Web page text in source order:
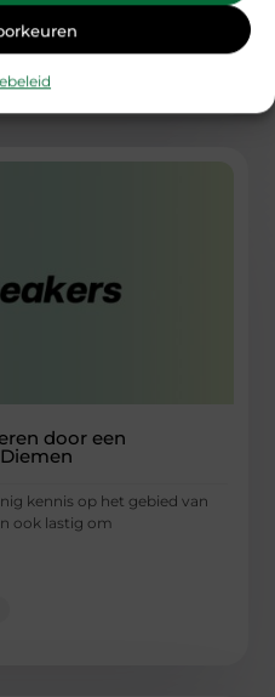
door een
kennis op het gebied van
ook lastig om